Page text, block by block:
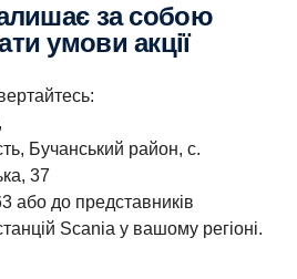
умови акції
Бучанський район, с.
37
або до представників
Scania у вашому регіоні.